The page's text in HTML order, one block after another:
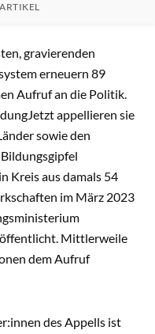
gravierenden
erneuern 89
Aufruf an die Politik.
appellieren sie
sowie den
Kreis aus damals 54
im März 2023
Mittlerweile
dem Aufruf
des Appells ist